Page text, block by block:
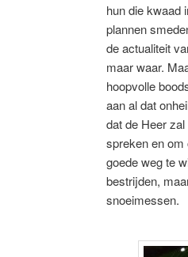
hun die kwaad
plannen
de actualiteit
maar waar.
hoopvolle
aan al dat
dat de Heer
spreken en om
goede weg te
bestrijden,
snoeimessen.